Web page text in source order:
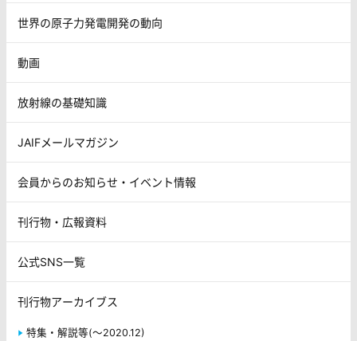
世界の原子力発電開発の動向
動画
放射線の基礎知識
JAIFメールマガジン
会員からのお知らせ・イベント情報
刊行物・広報資料
公式SNS一覧
刊行物アーカイブス
特集・解説等(～2020.12)